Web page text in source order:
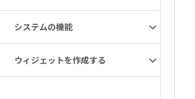
システムの機能
ウィジェットを作成する